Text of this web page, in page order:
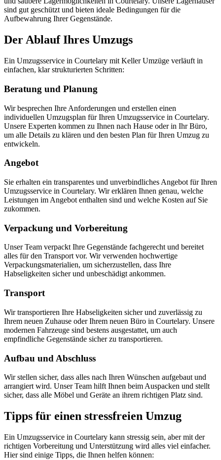
sind gut geschützt und bieten ideale Bedingungen für die
Aufbewahrung Ihrer Gegenstände.
Der Ablauf Ihres Umzugs
Ein Umzugsservice in Courtelary mit Keller Umzüge verläuft in
einfachen, klar strukturierten Schritten:
Beratung und Planung
Wir besprechen Ihre Anforderungen und erstellen einen
individuellen Umzugsplan für Ihren Umzugsservice in Courtelary.
Unsere Experten kommen zu Ihnen nach Hause oder in Ihr Büro,
um alle Details zu klären und den besten Plan für Ihren Umzug zu
entwickeln.
Angebot
Sie erhalten ein transparentes und unverbindliches Angebot für Ihren
Umzugsservice in Courtelary. Wir erklären Ihnen genau, welche
Leistungen im Angebot enthalten sind und welche Kosten auf Sie
zukommen.
Verpackung und Vorbereitung
Unser Team verpackt Ihre Gegenstände fachgerecht und bereitet
alles für den Transport vor. Wir verwenden hochwertige
Verpackungsmaterialien, um sicherzustellen, dass Ihre
Habseligkeiten sicher und unbeschädigt ankommen.
Transport
Wir transportieren Ihre Habseligkeiten sicher und zuverlässig zu
Ihrem neuen Zuhause oder Ihrem neuen Büro in Courtelary. Unsere
modernen Fahrzeuge sind bestens ausgestattet, um auch
empfindliche Gegenstände sicher zu transportieren.
Aufbau und Abschluss
Wir stellen sicher, dass alles nach Ihren Wünschen aufgebaut und
arrangiert wird. Unser Team hilft Ihnen beim Auspacken und stellt
sicher, dass alle Möbel und Geräte an ihrem richtigen Platz sind.
Tipps für einen stressfreien Umzug
Ein Umzugsservice in Courtelary kann stressig sein, aber mit der
richtigen Vorbereitung und Unterstützung wird alles viel einfacher.
Hier sind einige Tipps, die Ihnen helfen können: